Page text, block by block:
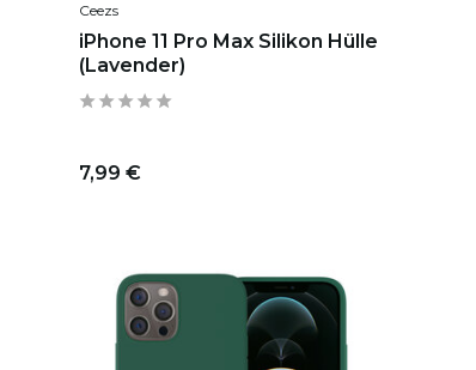
Ceezs
iPhone 11 Pro Max Silikon Hülle
(Lavender)
7,99 €